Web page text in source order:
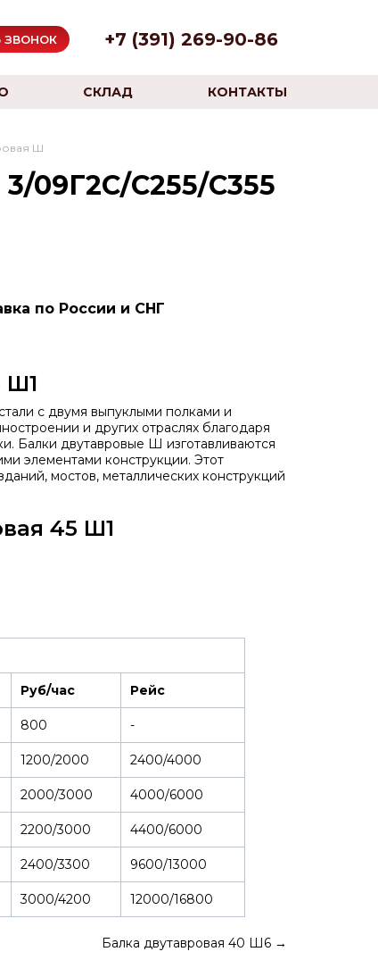
ЗВОНОК +7 (391) 269-90-86
СКЛАД КОНТАКТЫ
Ш
09Г2С/С255/С355
по России и СНГ
Ш1
с двумя выпуклыми полками и
и других отраслях благодаря
Балки двутавровые Ш изготавливаются
элементами конструкции. Этот
мостов, металлических конструкций
45 Ш1
Руб/час Рейс
800 -
1200/2000 2400/4000
2000/3000 4000/6000
2200/3000 4400/6000
2400/3300 9600/13000
3000/4200 12000/16800
Балка двутавровая 40 Ш6 →